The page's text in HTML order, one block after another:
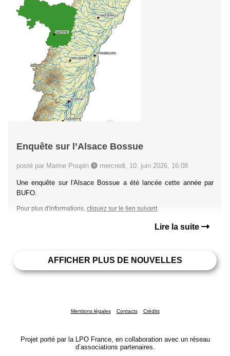
Enquête sur l’Alsace Bossue
posté par Marine Poupin mercredi, 10. juin 2026, 16:08
Une enquête sur l'Alsace Bossue a été lancée cette année par
BUFO.
Pour plus d'informations, cliquez sur le lien suivant
Lire la suite
AFFICHER PLUS DE NOUVELLES
Mentions légales Contacts Crédits
Projet porté par la LPO France, en collaboration avec un réseau
d’associations partenaires.